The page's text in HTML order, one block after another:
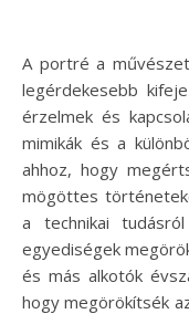
A portré a művészet és a kultúra egyik legfontosabb és
legérdekesebb
érzelmek és
mimikák és a
ahhoz, hogy
mögöttes
a technikai
egyediségek
és más alkotók
hogy megörökítsék